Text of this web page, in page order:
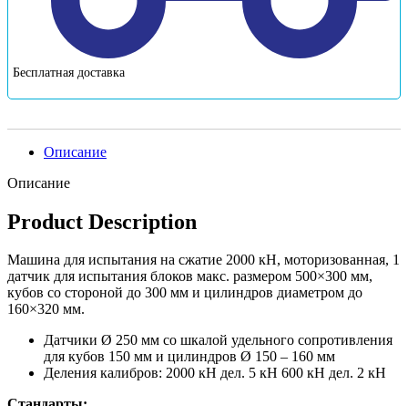
Бесплатная доставка
Описание
Описание
Product Description
Машина для испытания на сжатие 2000 кН, моторизованная, 1
датчик для испытания блоков макс. размером 500×300 мм,
кубов со стороной до 300 мм и цилиндров диаметром до
160×320 мм.
Датчики Ø 250 мм со шкалой удельного сопротивления
для кубов 150 мм и цилиндров Ø 150 – 160 мм
Деления калибров: 2000 кН дел. 5 кН 600 кН дел. 2 кН